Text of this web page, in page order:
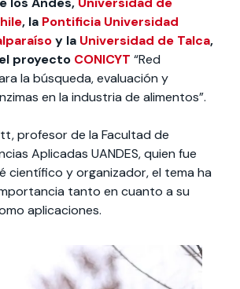
, la Pontificia Universidad
y la Universidad de Talca,
proyecto CONICYT “Red
la búsqueda, evaluación y
en la industria de alimentos”.
profesor de la Facultad de
Aplicadas UANDES, quien fue
científico y organizador, el tema ha
tanto en cuanto a su
aplicaciones.